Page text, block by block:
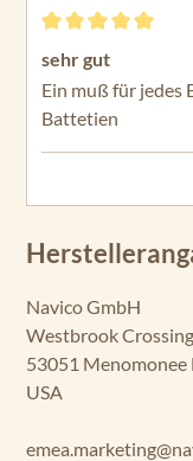
Bewertung mit 5
sehr gut
Ein muß für jedes
Battetien
Navico GmbH
Westbrook
53051 Menomonee
USA